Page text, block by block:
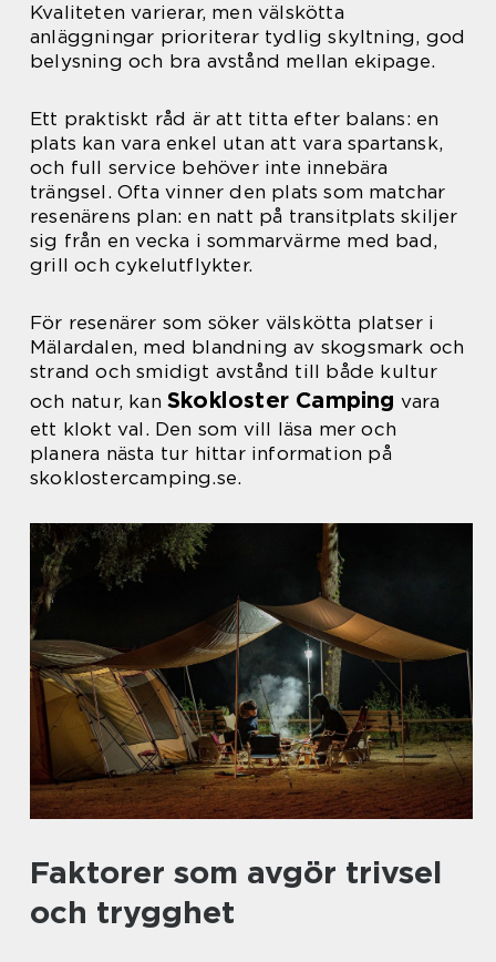
Kvaliteten varierar, men välskötta
anläggningar prioriterar tydlig skyltning, god
belysning och bra avstånd mellan ekipage.
Ett praktiskt råd är att titta efter balans: en
plats kan vara enkel utan att vara spartansk,
och full service behöver inte innebära
trängsel. Ofta vinner den plats som matchar
resenärens plan: en natt på transitplats skiljer
sig från en vecka i sommarvärme med bad,
grill och cykelutflykter.
För resenärer som söker välskötta platser i
Mälardalen, med blandning av skogsmark och
strand och smidigt avstånd till både kultur
och natur, kan Skokloster Camping vara
ett klokt val. Den som vill läsa mer och
planera nästa tur hittar information på
skoklostercamping.se.
Faktorer som avgör trivsel
och trygghet